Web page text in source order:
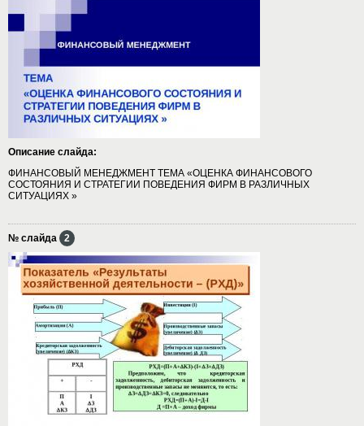
Описание слайда:
ФИНАНСОВЫЙ МЕНЕДЖМЕНТ ТЕМА «ОЦЕНКА ФИНАНСОВОГО
СОСТОЯНИЯ И СТРАТЕГИИ ПОВЕДЕНИЯ ФИРМ В РАЗЛИЧНЫХ
СИТУАЦИЯХ »
№ слайда 2